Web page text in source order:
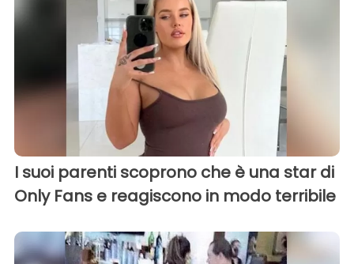
I suoi parenti scoprono che è una star di
Only Fans e reagiscono in modo terribile